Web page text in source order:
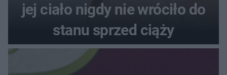
jej ciało nigdy nie wróciło do
stanu sprzed ciąży